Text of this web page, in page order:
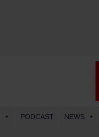
PODCAST NEWS